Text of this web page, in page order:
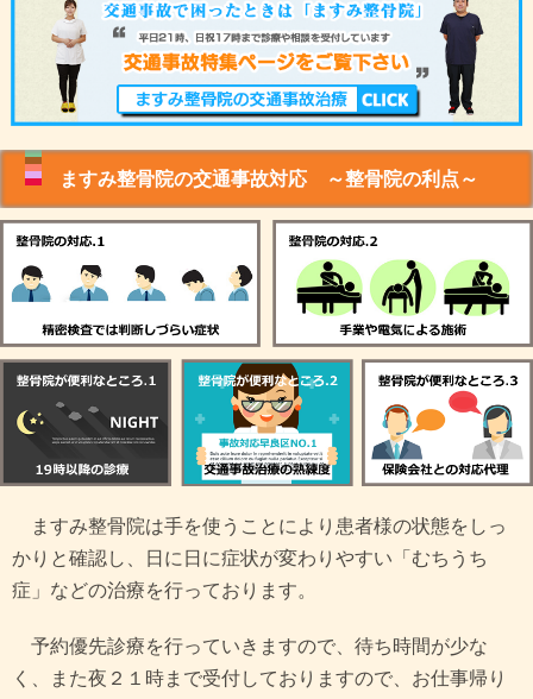
ますみ整骨院の交通事故対応 ～整骨院の利点～
ますみ整骨院は手を使うことにより患者様の状態をしっ
かりと確認し、日に日に症状が変わりやすい「むちうち
症」などの治療を行っております。
予約優先診療を行っていきますので、待ち時間が少な
く、また夜２１時まで受付しておりますので、お仕事帰り